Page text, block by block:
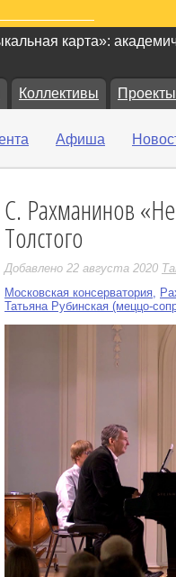
карта»:
Коллективы Проекты
Афиша
С. Рахманинов
Толстого
Добавлено 22 августа 2020
Московская консерватория
Татьяна Рубинская (меццо-